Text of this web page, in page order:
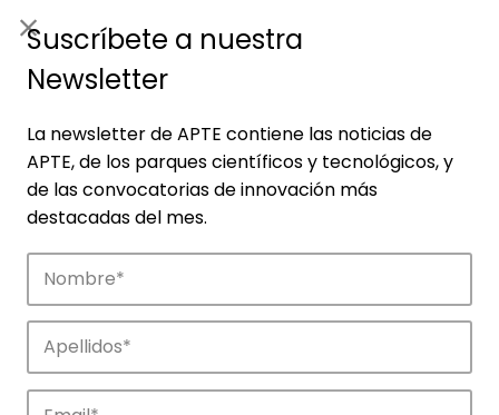
Empresas
Descubre las empresas que impulsan la
innovación en los parques de APTE.
Suscríbete a nuestra
Newsletter
La newsletter de APTE contiene las noticias de
APTE, de los parques científicos y tecnológicos, y
de las convocatorias de innovación más
destacadas del mes.